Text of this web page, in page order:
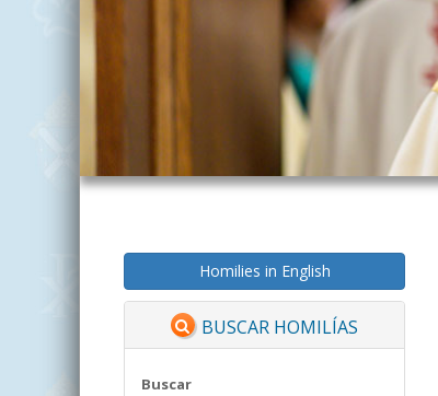
Homilies in English
BUSCAR HOMILÍAS
Buscar